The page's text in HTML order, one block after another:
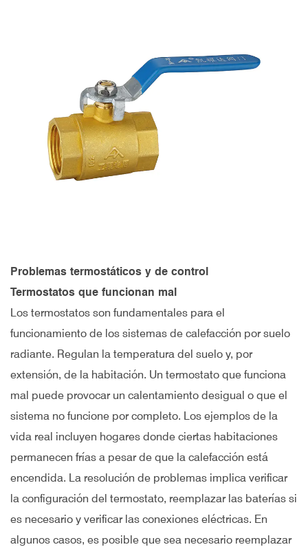
Problemas termostáticos y de control
Termostatos que funcionan mal
Los termostatos son fundamentales para el
funcionamiento de los sistemas de calefacción por suelo
radiante. Regulan la temperatura del suelo y, por
extensión, de la habitación. Un termostato que funciona
mal puede provocar un calentamiento desigual o que el
sistema no funcione por completo. Los ejemplos de la
vida real incluyen hogares donde ciertas habitaciones
permanecen frías a pesar de que la calefacción está
encendida. La resolución de problemas implica verificar
la configuración del termostato, reemplazar las baterías si
es necesario y verificar las conexiones eléctricas. En
algunos casos, es posible que sea necesario reemplazar